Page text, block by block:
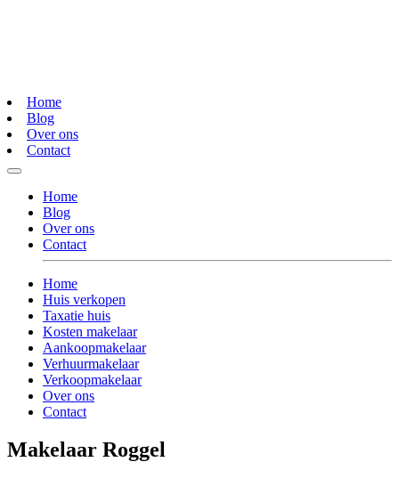
Home
Blog
Over ons
Contact
Home
Blog
Over ons
Contact
Home
Huis verkopen
Taxatie huis
Kosten makelaar
Aankoopmakelaar
Verhuurmakelaar
Verkoopmakelaar
Over ons
Contact
Makelaar Roggel